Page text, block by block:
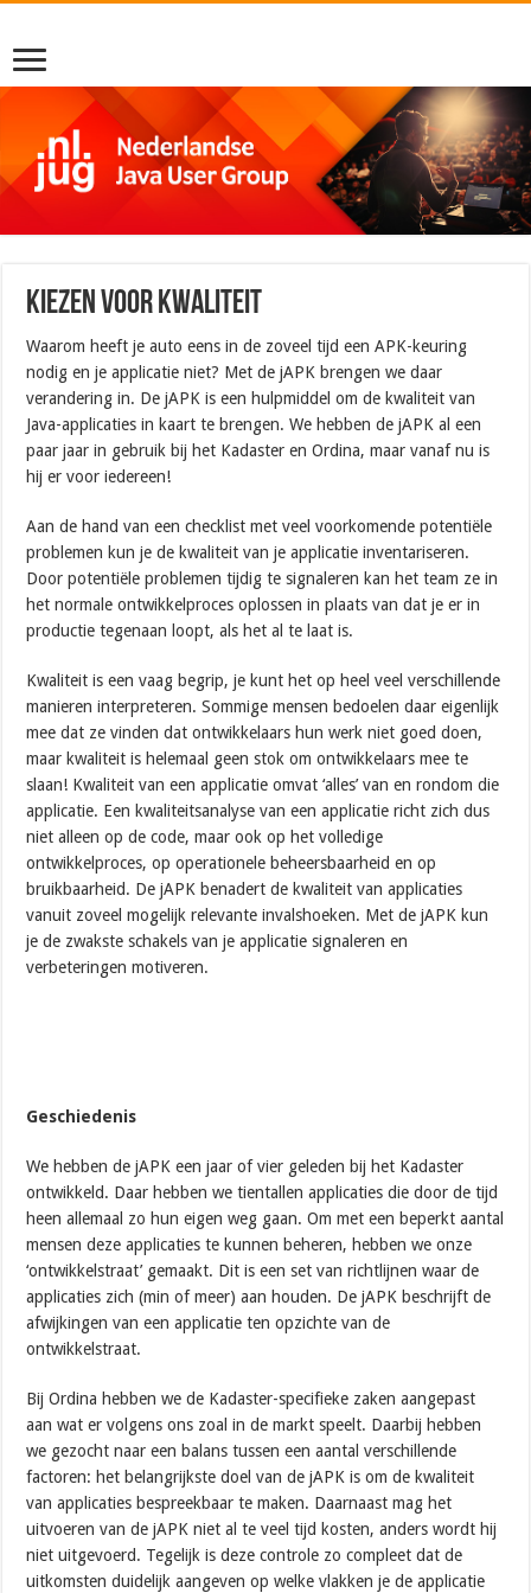
Kiezen voor kwaliteit
Waarom heeft je auto eens in de zoveel tijd een APK-keuring
nodig en je applicatie niet? Met de jAPK brengen we daar
verandering in. De jAPK is een hulpmiddel om de kwaliteit van
Java-applicaties in kaart te brengen. We hebben de jAPK al een
paar jaar in gebruik bij het Kadaster en Ordina, maar vanaf nu is
hij er voor iedereen!
Aan de hand van een checklist met veel voorkomende potentiële
problemen kun je de kwaliteit van je applicatie inventariseren.
Door potentiële problemen tijdig te signaleren kan het team ze in
het normale ontwikkelproces oplossen in plaats van dat je er in
productie tegenaan loopt, als het al te laat is.
Kwaliteit is een vaag begrip, je kunt het op heel veel verschillende
manieren interpreteren. Sommige mensen bedoelen daar eigenlijk
mee dat ze vinden dat ontwikkelaars hun werk niet goed doen,
maar kwaliteit is helemaal geen stok om ontwikkelaars mee te
slaan! Kwaliteit van een applicatie omvat ‘alles’ van en rondom die
applicatie. Een kwaliteitsanalyse van een applicatie richt zich dus
niet alleen op de code, maar ook op het volledige
ontwikkelproces, op operationele beheersbaarheid en op
bruikbaarheid. De jAPK benadert de kwaliteit van applicaties
vanuit zoveel mogelijk relevante invalshoeken. Met de jAPK kun
je de zwakste schakels van je applicatie signaleren en
verbeteringen motiveren.
Geschiedenis
We hebben de jAPK een jaar of vier geleden bij het Kadaster
ontwikkeld. Daar hebben we tientallen applicaties die door de tijd
heen allemaal zo hun eigen weg gaan. Om met een beperkt aantal
mensen deze applicaties te kunnen beheren, hebben we onze
‘ontwikkelstraat’ gemaakt. Dit is een set van richtlijnen waar de
applicaties zich (min of meer) aan houden. De jAPK beschrijft de
afwijkingen van een applicatie ten opzichte van de
ontwikkelstraat.
Bij Ordina hebben we de Kadaster-specifieke zaken aangepast
aan wat er volgens ons zoal in de markt speelt. Daarbij hebben
we gezocht naar een balans tussen een aantal verschillende
factoren: het belangrijkste doel van de jAPK is om de kwaliteit
van applicaties bespreekbaar te maken. Daarnaast mag het
uitvoeren van de jAPK niet al te veel tijd kosten, anders wordt hij
niet uitgevoerd. Tegelijk is deze controle zo compleet dat de
uitkomsten duidelijk aangeven op welke vlakken je de applicatie